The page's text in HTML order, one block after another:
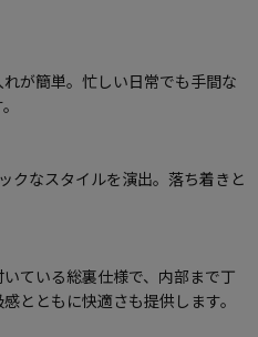
が簡単。忙しい日常でも手間な
クなスタイルを演出。落ち着きと
ている総裏仕様で、内部まで丁
とともに快適さも提供します。